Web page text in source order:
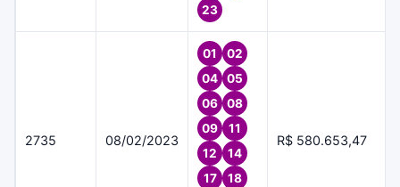
23
2735 08/02/2023
01
02
04
05
06
08
09
11
12
14
17
18
R$ 580.653,47